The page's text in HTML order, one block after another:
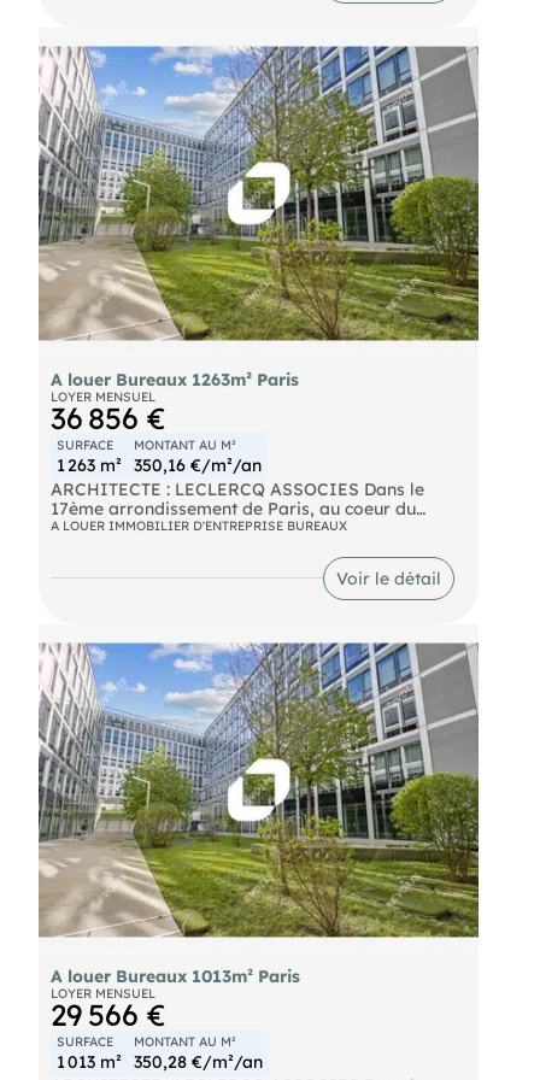
de 11 m² conviendra parfaitement, entre autres à
l'architecture, à la mode et à l'art.
Bus Pyrénées - Ménilmontant (BUS-96, BUS-26)
A louer Bureaux 1263m² Paris
LOYER MENSUEL
36 856 €
SURFACE
1 263 m²
MONTANT AU M²
350,16 €/m²/an
ARCHITECTE : LECLERCQ ASSOCIES Dans le
17ème arrondissement de Paris, au coeur du
nouveau quartier "Porte Pouchet", INotre équipe
location dans un immeuble neuf. Les surfaces sont
lumineuses et rationnelles. Places de parkings
voitures et motos disponible en sous-sol.
pied) Metro Porte de Saint-Ouen (13) Metro (14) :
Porte de Clichy Tramway (T3b) : Epinettes (4 min. à
pied) RER (C) : Porte de Clichy (13 min. à pied)
Autoroute Porte de St Ouen
A LOUER IMMOBILIER D'ENTREPRISE BUREAUX
Voir le détail
A louer Bureaux 1013m² Paris
LOYER MENSUEL
29 566 €
SURFACE
1 013 m²
MONTANT AU M²
350,28 €/m²/an